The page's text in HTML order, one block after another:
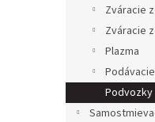
Zváracie
Zváracie
Plazma
Podvozky